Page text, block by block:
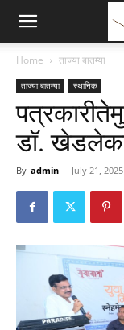
Home ताज्या बातम्या
ताज्या बातम्या स्थानिक
डॉ.
By admin - July 21, 2025